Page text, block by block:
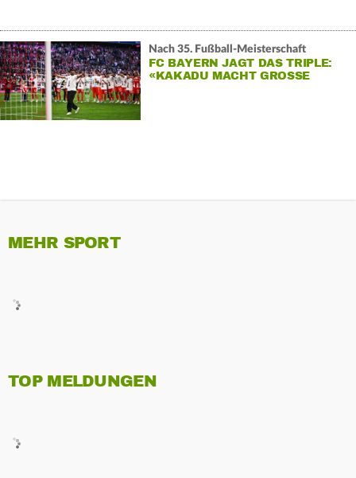
Nach 35. Fußball-Meisterschaft
FC BAYERN JAGT DAS TRIPLE:
«KAKADU MACHT GROSSE R
MEHR SPORT
TOP MELDUNGEN